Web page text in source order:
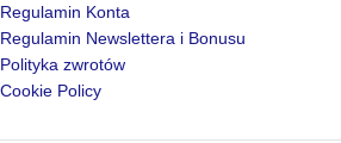
Regulamin Konta
Regulamin Newslettera i Bonusu
Polityka zwrotów
Cookie Policy